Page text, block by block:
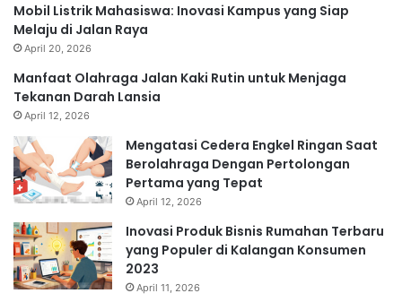
Mobil Listrik Mahasiswa: Inovasi Kampus yang Siap
Melaju di Jalan Raya
April 20, 2026
Manfaat Olahraga Jalan Kaki Rutin untuk Menjaga
Tekanan Darah Lansia
April 12, 2026
Mengatasi Cedera Engkel Ringan Saat
Berolahraga Dengan Pertolongan
Pertama yang Tepat
April 12, 2026
Inovasi Produk Bisnis Rumahan Terbaru
yang Populer di Kalangan Konsumen
2023
April 11, 2026